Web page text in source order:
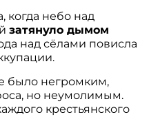
когда небо над
затянуло дымом
над сёлами повисла
было негромким,
но неумолимым.
крестьянского